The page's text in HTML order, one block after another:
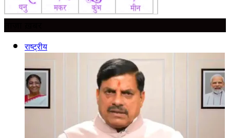
राष्ट्रीय